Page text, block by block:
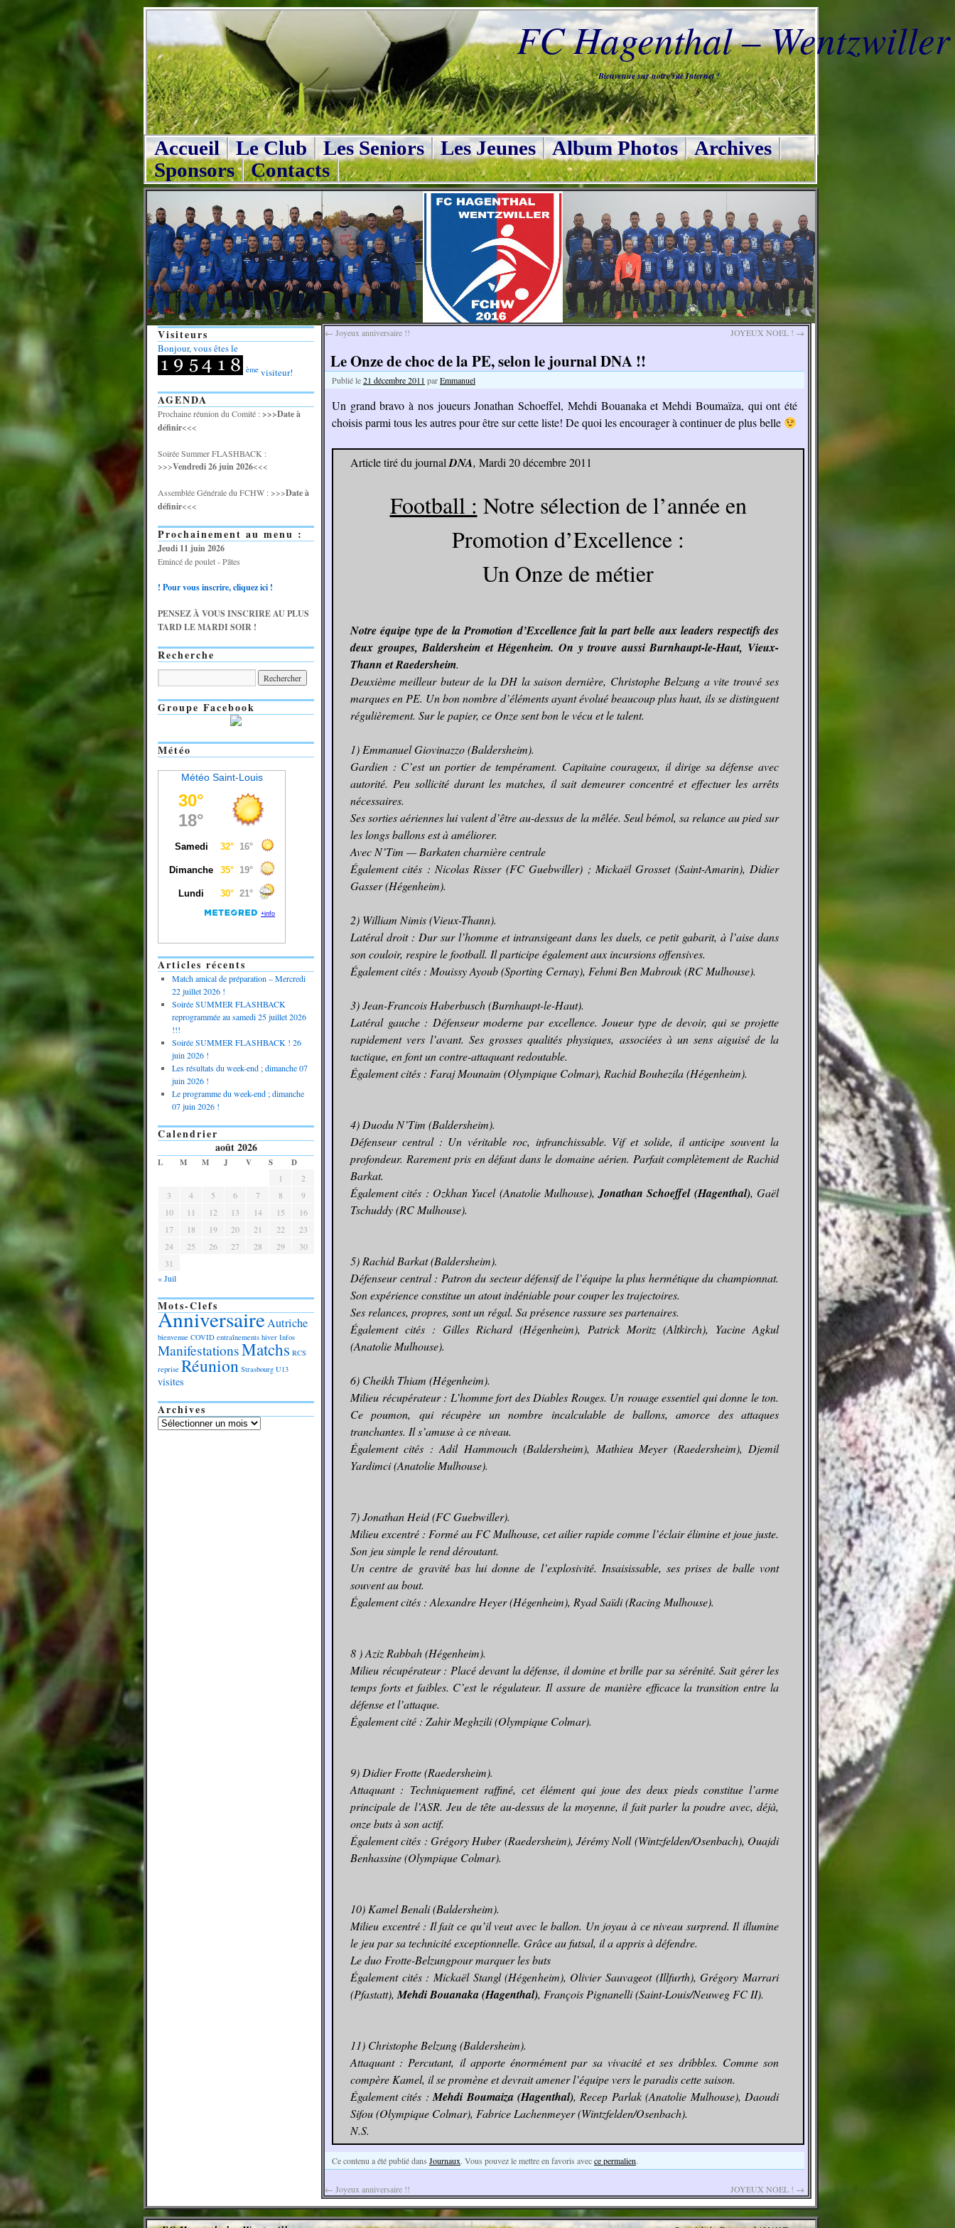
FC Hagenthal – Wentzwiller
Bienvenue sur notre site Internet !
Accueil Le Club Les Seniors Les Jeunes Album Photos
Archives
Sponsors
Contacts
← Joyeux anniversaire !! JOYEUX NOEL ! →
Le Onze de choc de la PE, selon le journal DNA !!
Publié le21 décembre 2011 parEmmanuel
Un grand bravo à nos joueurs Jonathan Schoeffel, Mehdi Bouanaka et Mehdi Boumaïza, qui ont été
choisis parmi tous les autres pour être sur cette liste! De quoi les encourager à continuer de plus belle
Article tiré du journal DNA, Mardi 20 décembre 2011
Football : Notre sélection de l’année en
Promotion d’Excellence :
Un Onze de métier
Notre équipe type de la Promotion d’Excellence fait la part belle aux leaders respectifs des
deux groupes, Baldersheim et Hégenheim. On y trouve aussi Burnhaupt-le-Haut, Vieux-
Thann et Raedersheim.
Deuxième meilleur buteur de la DH la saison dernière, Christophe Belzung a vite trouvé ses
marques en PE. Un bon nombre d’éléments ayant évolué beaucoup plus haut, ils se distinguent
régulièrement. Sur le papier, ce Onze sent bon le vécu et le talent.
1) Emmanuel Giovinazzo (Baldersheim).
Gardien : C’est un portier de tempérament. Capitaine courageux, il dirige sa défense avec
autorité. Peu sollicité durant les matches, il sait demeurer concentré et effectuer les arrêts
nécessaires.
Ses sorties aériennes lui valent d’être au-dessus de la mêlée. Seul bémol, sa relance au pied sur
les longs ballons est à améliorer.
Avec N’Tim — Barkaten charnière centrale
Également cités : Nicolas Risser (FC Guebwiller) ; Mickaël Grosset (Saint-Amarin), Didier
Gasser (Hégenheim).
2) William Nimis (Vieux-Thann).
Latéral droit : Dur sur l’homme et intransigeant dans les duels, ce petit gabarit, à l’aise dans
son couloir, respire le football. Il participe également aux incursions offensives.
Également cités : Mouissy Ayoub (Sporting Cernay), Fehmi Ben Mabrouk (RC Mulhouse).
3) Jean-Francois Haberbusch (Burnhaupt-le-Haut).
Latéral gauche : Défenseur moderne par excellence. Joueur type de devoir, qui se projette
rapidement vers l’avant. Ses grosses qualités physiques, associées à un sens aiguisé de la
tactique, en font un contre-attaquant redoutable.
Également cités : Faraj Mounaim (Olympique Colmar), Rachid Bouhezila (Hégenheim).
4) Duodu N’Tim (Baldersheim).
Défenseur central : Un véritable roc, infranchissable. Vif et solide, il anticipe souvent la
profondeur. Rarement pris en défaut dans le domaine aérien. Parfait complètement de Rachid
Barkat.
Également cités : Ozkhan Yucel (Anatolie Mulhouse), Jonathan Schoeffel (Hagenthal), Gaël
Tschuddy (RC Mulhouse).
5) Rachid Barkat (Baldersheim).
Défenseur central : Patron du secteur défensif de l’équipe la plus hermétique du championnat.
Son expérience constitue un atout indéniable pour couper les trajectoires.
Ses relances, propres, sont un régal. Sa présence rassure ses partenaires.
Également cités : Gilles Richard (Hégenheim), Patrick Moritz (Altkirch), Yacine Agkul
(Anatolie Mulhouse).
6) Cheikh Thiam (Hégenheim).
Milieu récupérateur : L’homme fort des Diables Rouges. Un rouage essentiel qui donne le ton.
Ce poumon, qui récupère un nombre incalculable de ballons, amorce des attaques
tranchantes. Il s’amuse à ce niveau.
Également cités : Adil Hammouch (Baldersheim), Mathieu Meyer (Raedersheim), Djemil
Yardimci (Anatolie Mulhouse).
7) Jonathan Heid (FC Guebwiller).
Milieu excentré : Formé au FC Mulhouse, cet ailier rapide comme l’éclair élimine et joue juste.
Son jeu simple le rend déroutant.
Un centre de gravité bas lui donne de l’explosivité. Insaisissable, ses prises de balle vont
souvent au bout.
Également cités : Alexandre Heyer (Hégenheim), Ryad Saïdi (Racing Mulhouse).
8 ) Aziz Rabbah (Hégenheim).
Milieu récupérateur : Placé devant la défense, il domine et brille par sa sérénité. Sait gérer les
temps forts et faibles. C’est le régulateur. Il assure de manière efficace la transition entre la
défense et l’attaque.
Également cité : Zahir Meghzili (Olympique Colmar).
9) Didier Frotte (Raedersheim).
Attaquant : Techniquement raffiné, cet élément qui joue des deux pieds constitue l’arme
principale de l’ASR. Jeu de tête au-dessus de la moyenne, il fait parler la poudre avec, déjà,
onze buts à son actif.
Également cités : Grégory Huber (Raedersheim), Jérémy Noll (Wintzfelden/Osenbach), Ouajdi
Benhassine (Olympique Colmar).
10) Kamel Benali (Baldersheim).
Milieu excentré : Il fait ce qu’il veut avec le ballon. Un joyau à ce niveau surprend. Il illumine
le jeu par sa technicité exceptionnelle. Grâce au futsal, il a appris à défendre.
Le duo Frotte-Belzungpour marquer les buts
Également cités : Mickaël Stangl (Hégenheim), Olivier Sauvageot (Illfurth), Grégory Marrari
(Pfastatt), Mehdi Bouanaka (Hagenthal), François Pignanelli (Saint-Louis/Neuweg FC II).
11) Christophe Belzung (Baldersheim).
Attaquant : Percutant, il apporte énormément par sa vivacité et ses dribbles. Comme son
compère Kamel, il se promène et devrait amener l’équipe vers le paradis cette saison.
Également cités :Mehdi Boumaiza (Hagenthal), Recep Parlak (Anatolie Mulhouse), Daoudi
Sifou (Olympique Colmar), Fabrice Lachenmeyer (Wintzfelden/Osenbach).
N.S.
Ce contenu a été publié dans Journaux. Vous pouvez le mettre en favoris avecce permalien.
← Joyeux anniversaire !! JOYEUX NOEL ! →
Visiteurs
Bonjour, vous êtes le
ème visiteur!
AGENDA
Prochaine réunion du Comité :>>>Date à
définir<<<
Soirée Summer FLASHBACK :
>>>Vendredi 26 juin 2026<<<
Assemblée Générale du FCHW : >>>Date à
définir<<<
Prochainement au menu :
Jeudi 11 juin 2026
Emincé de poulet - Pâtes
! Pour vous inscrire, cliquez ici !
PENSEZ À VOUS INSCRIRE AU PLUS
TARD LE MARDI SOIR !
Recherche
Groupe Facebook
Météo
Météo Saint-Louis
Articles récents
Match amical de préparation – Mercredi
22 juillet 2026 !
Soirée SUMMER FLASHBACK
reprogrammée au samedi 25 juillet 2026
!!!
Soirée SUMMER FLASHBACK ! 26
juin 2026 !
Les résultats du week-end ; dimanche 07
juin 2026 !
Le programme du week-end ; dimanche
07 juin 2026 !
Calendrier
août 2026
L M M J V S
D
1
2
3
4 5 6 7 8
9
10
11 12 13 14 15
16
17
18 19 20 21 22
23
24
25 26 27 28 29
30
31
« Juil
Mots-Clefs
AnniversaireAutriche
bienvenue COVID entraînements hiver Infos
ManifestationsMatchs RCS
reprise Réunion Strasbourg U13
visites
Archives